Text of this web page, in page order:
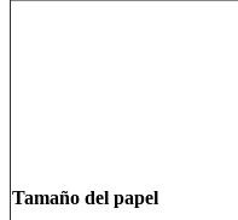
Tamaño del papel